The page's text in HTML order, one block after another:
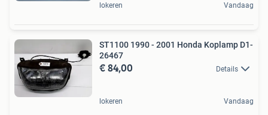
lokeren Vandaag
ST1100 1990 - 2001 Honda Koplamp D1-
26467
€ 84,00 Details
lokeren Vandaag